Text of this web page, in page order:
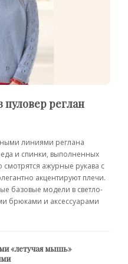
реглан
линиями реглана
и спинки, выполненных
ажурные рукава с
акцентируют плечи.
базовые модели в светло-
брюками и аксессуарами
«летучая мышь»